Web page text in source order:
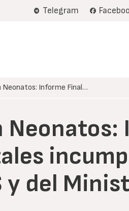
Telegram
Neonatos: Informe Final…
y del